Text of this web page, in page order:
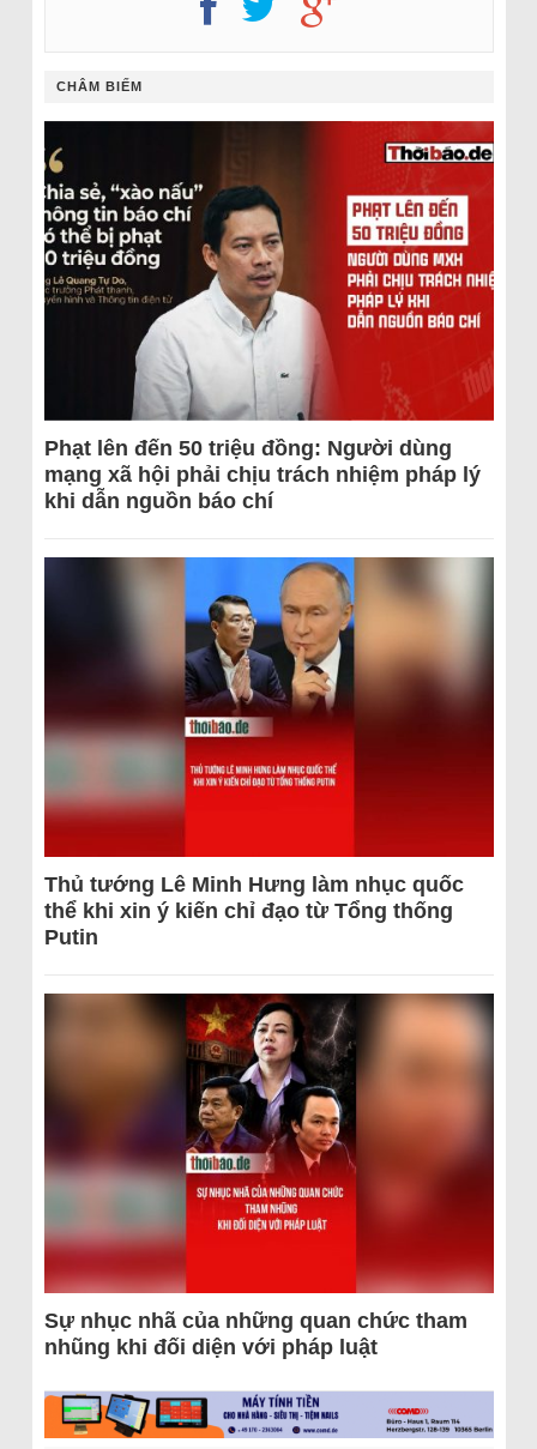
CHÂM BIẾM
Phạt lên đến 50 triệu đồng: Người dùng
mạng xã hội phải chịu trách nhiệm pháp lý
khi dẫn nguồn báo chí
Thủ tướng Lê Minh Hưng làm nhục quốc
thể khi xin ý kiến chỉ đạo từ Tổng thống
Putin
Sự nhục nhã của những quan chức tham
nhũng khi đối diện với pháp luật